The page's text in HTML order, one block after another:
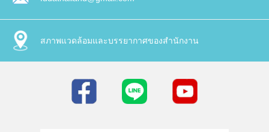
สภาพแวดล้อมและบรรยากาศของสำนักงาน